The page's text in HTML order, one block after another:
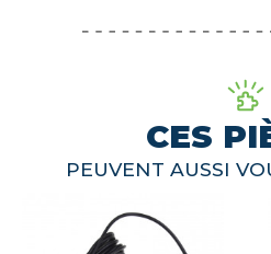
CES
PEUVENT AUSSI